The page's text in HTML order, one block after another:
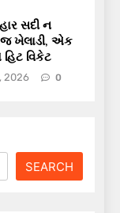
સદી ન
ખેલાડી, એક
વિકેટ
2026 0
SEARCH